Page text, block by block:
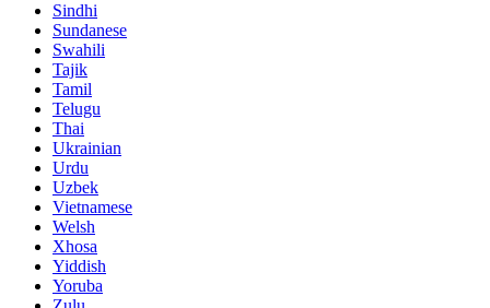
Sindhi
Sundanese
Swahili
Tajik
Tamil
Telugu
Thai
Ukrainian
Urdu
Uzbek
Vietnamese
Welsh
Xhosa
Yiddish
Yoruba